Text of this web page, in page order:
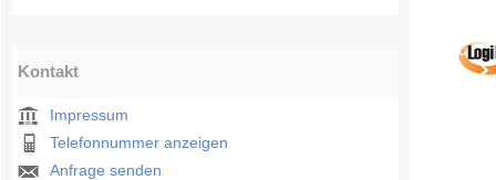
Kontakt
Impressum
Telefonnummer anzeigen
Anfrage senden